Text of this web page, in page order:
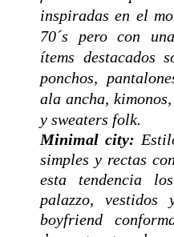
inspiradas en el
70´s pero con
ítems destacados
ponchos,
ala ancha,
y sweaters folk.
Minimal city:
simples y rectas
esta tendencia
palazzo,
boyfriend